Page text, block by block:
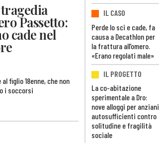
Passetto:
cade nel
figlio 18enne, che non
i soccorsi
IL CASO
Perde lo sci e cade, fa
causa a Decathlon per
la frattura all’omero.
«Erano regolati male»
IL PROGETTO
La co-abitazione
sperimentale a Dro:
nove alloggi per anziani
autosufficienti contro
solitudine e fragilità
sociale